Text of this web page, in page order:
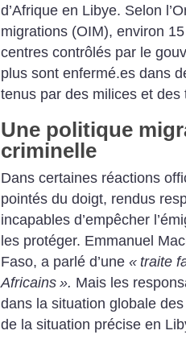
d’Afrique en Libye. Selon
migrations (OIM), environ
centres contrôlés par le
plus sont enfermé.es dans
tenus par des milices et des
Une politique
criminelle
Dans certaines réactions
pointés du doigt, rendus
incapables d’empêcher
les protéger. Emmanuel
Faso, a parlé d’une « traite
Africains ». Mais les
dans la situation globale
de la situation précise en